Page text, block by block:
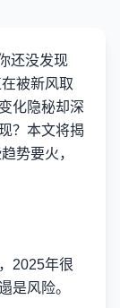
还没发现
被新风取
化隐秘却深
？本文将揭
势要火，
2025年很
是风险。